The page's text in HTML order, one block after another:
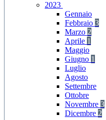
2023
Gennaio
Febbraio 3
Marzo 2
Aprile 1
Maggio
Giugno 1
Luglio
Agosto
Settembre
Ottobre
Novembre 3
Dicembre 2